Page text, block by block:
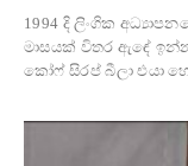
1994 දි ලිංගික
මාසයක් විතර ඇඳේ
කෝෆ් සිරප් බීලා එයා